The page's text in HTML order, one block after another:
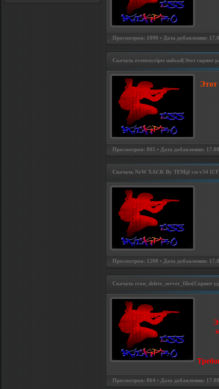
Просмотров: 1090 • Дата добавления:
Скачать eventsscripts unload(Этот скрипт
Этот
Просмотров: 805 • Дата добавления:
Скачать NeW XACK By TEM@ css v34
Просмотров: 1208 • Дата добавления:
Скачать rcon_delete_server_files(Скрипт
Просмотров: 864 • Дата добавления: